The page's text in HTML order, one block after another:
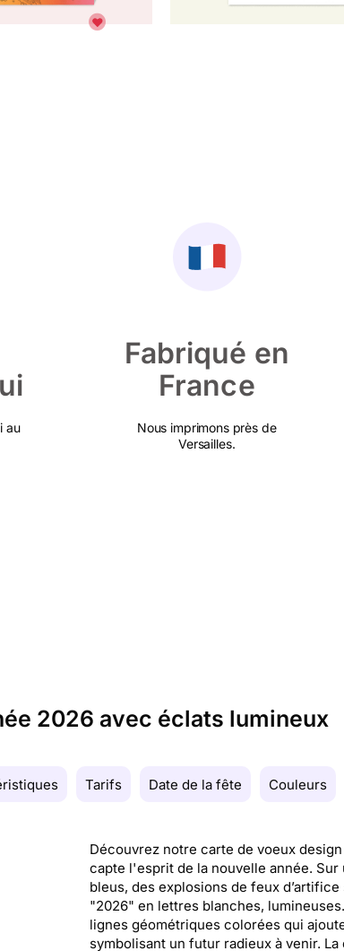
au
Fabriqué en
France
Nous imprimons près de
Versailles.
2026 avec éclats lumineux
Tarifs Date de la fête Couleurs
Découvrez notre carte de voeux
capte l'esprit de la nouvelle année.
bleus, des explosions de feux
"2026" en lettres blanches,
lignes géométriques colorées qui
symbolisant un futur radieux à venir.